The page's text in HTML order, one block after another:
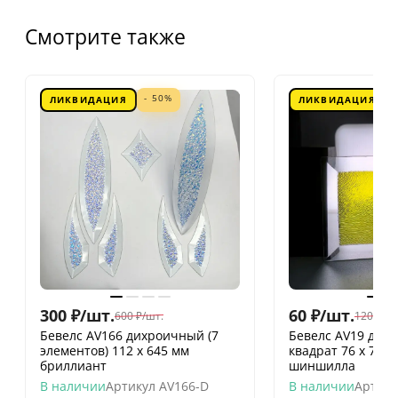
Смотрите также
ЛИКВИДАЦИЯ - 50%
300 ₽/шт.600 ₽/шт.
Бевелс AV166 дихроичный (7
элементов) 112 х 645 мм
бриллиант
В наличииАртикул AV166-D
ЛИКВИДАЦИЯ
60 ₽/шт.120
Бевелс AV19
квадрат 76 х 76
шиншилла
В наличии